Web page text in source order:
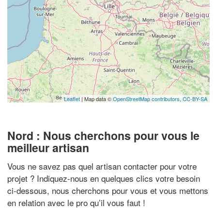
Leaflet| Map data ©OpenStreetMap contributors, CC-BY-SA
Nord : Nous cherchons pour vous le
meilleur artisan
Vous ne savez pas quel artisan contacter pour votre
projet ? Indiquez-nous en quelques clics votre besoin
ci-dessous, nous cherchons pour vous et vous mettons
en relation avec le pro qu’il vous faut !